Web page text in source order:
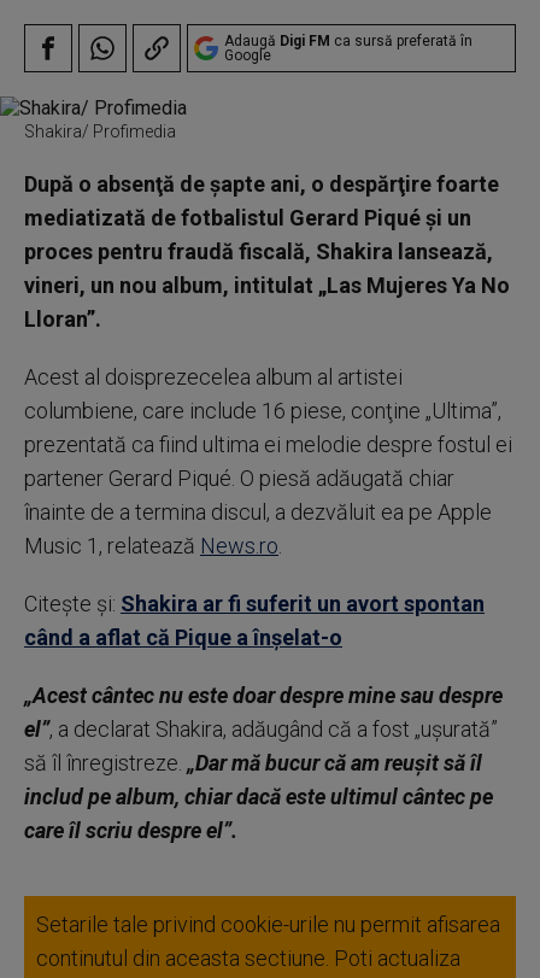
Adaugă Digi FM ca sursă preferată în
Google
Shakira/ Profimedia
După o absenţă de şapte ani, o despărţire foarte
mediatizată de fotbalistul Gerard Piqué şi un
proces pentru fraudă fiscală, Shakira lansează,
vineri, un nou album, intitulat „Las Mujeres Ya No
Lloran”.
Acest al doisprezecelea album al artistei
columbiene, care include 16 piese, conţine „Ultima”,
prezentată ca fiind ultima ei melodie despre fostul ei
partener Gerard Piqué. O piesă adăugată chiar
înainte de a termina discul, a dezvăluit ea pe Apple
Music 1, relatează News.ro
Citește și: Shakira ar fi suferit un avort spontan
când a aflat că Pique a înșelat-o
„Acest cântec nu este doar despre mine sau despre
el”, a declarat Shakira, adăugând că a fost „uşurată”
să îl înregistreze. „Dar mă bucur că am reuşit să îl
includ pe album, chiar dacă este ultimul cântec pe
care îl scriu despre el”.
Setarile tale privind cookie-urile nu permit afisarea
continutul din aceasta sectiune. Poti actualiza